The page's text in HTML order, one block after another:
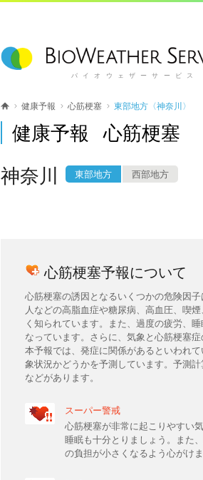
バイオウェザーサービス
健康予報 心筋梗塞 東部地方〈神奈川〉
健康予報 心筋梗塞
神奈川 東部地方 西部地方
心筋梗塞予報について
心筋梗塞の誘因となるいくつかの危険因
人などの高脂血症や糖尿病、高血圧、喫
く知られています。また、過度の疲労、
なっています。さらに、気象と心筋梗塞
本予報では、発症に関係があるといわれ
象状況かどうかを予測しています。予測
などがあります。
スーパー警戒
心筋梗塞が非常に起こりやすい
睡眠も十分とりましょう。また
の負担が小さくなるよう心がけま